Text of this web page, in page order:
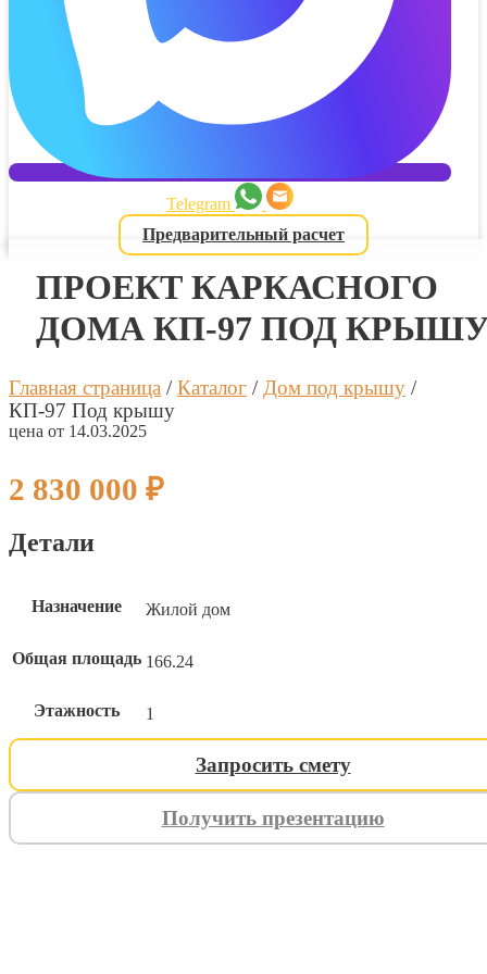
Telegram
Предварительный расчет
ПРОЕКТ КАРКАСНОГО
ДОМА КП-97 ПОД
Главная страница / Каталог / Дом под крышу /
КП-97 Под крышу
цена от 14.03.2025
2 830 000 ₽
Детали
Назначение Жилой дом
Общая площадь 166.24
Этажность 1
Запросить смету
Получить презентацию